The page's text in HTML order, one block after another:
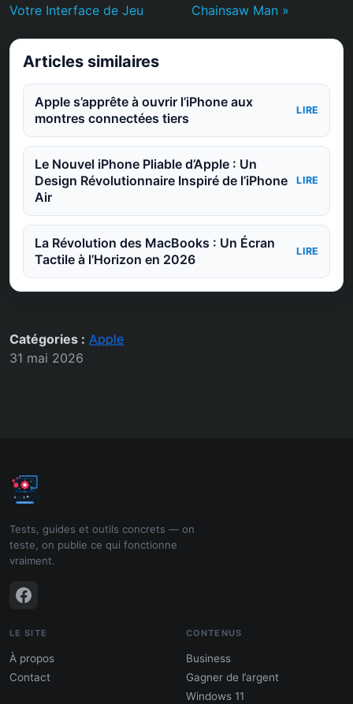
Votre Interface de Jeu
Chainsaw Man »
Articles similaires
Apple s’apprête à ouvrir l’iPhone aux
montres connectées tiers
LIRE
Le Nouvel iPhone Pliable d’Apple : Un
Design Révolutionnaire Inspiré de l’iPhone
Air
LIRE
La Révolution des MacBooks : Un Écran
Tactile à l’Horizon en 2026
LIRE
Catégories : Apple
31 mai 2026
Tests, guides et outils concrets — on
teste, on publie ce qui fonctionne
vraiment.
LE SITE
À propos
Contact
CONTENUS
Business
Gagner de l’argent
Windows 11